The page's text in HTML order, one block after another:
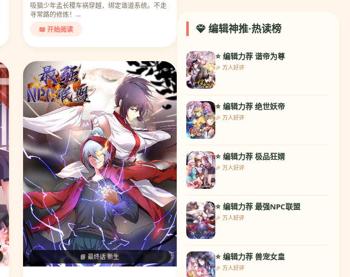
吸猫少年孟长稷车祸穿越，绑定谐道系统。不走
寻常路的修炼！…
📖 开始阅读
📘 最终话 新生
7. 兽宠女皇
🔥 热度 10445
8. 校草会长是头狼
🔥 热度 9957
9. 王爷你好帅
🔥 热度 10078
10. 龙王的人鱼新娘
🔥 热度 9947
11. 苏馨儿滚出娱乐圈
🔥 热度 9580
编辑神推·热读榜
⭐ 编辑力荐 谐帝为尊
🎉 万人好评
⭐ 编辑力荐 绝世妖帝
🎉 万人好评
⭐ 编辑力荐 极品狂婿
🎉 万人好评
⭐ 编辑力荐 最强NPC联盟
🎉 万人好评
⭐ 编辑力荐 兽宠女皇
🎉 万人好评